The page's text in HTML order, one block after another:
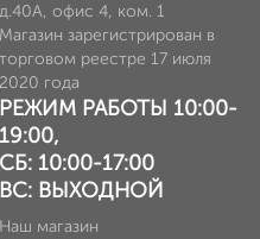
д.40А, офис 4, ком. 1
Магазин зарегистрирован в
торговом реестре 17 июля
2020 года
РЕЖИМ РАБОТЫ 10:00-
19:00,
СБ: 10:00-17:00
ВС: ВЫХОДНОЙ
Наш магазин